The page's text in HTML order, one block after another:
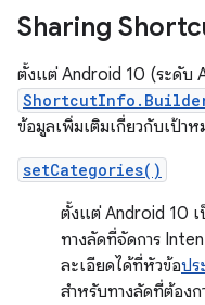
Sharing
ตั้งแต่ Android 10 (ระดับ
ข้อมูลเพิ่มเติมเกี่ยวกับเป้าห
setCategories()
ตั้งแต่ Android 10
ทางลัดที่จัดการ
ละเอียดได้ที่หัวข้อปร
สำหรับทางลัดที่ต้องก